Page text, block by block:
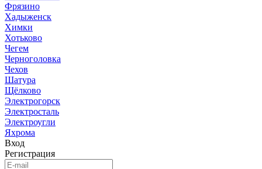
Фрязино
Хадыженск
Химки
Хотьково
Чегем
Черноголовка
Чехов
Шатура
Щёлково
Электрогорск
Электросталь
Электроугли
Яхрома
Вход
Регистрация